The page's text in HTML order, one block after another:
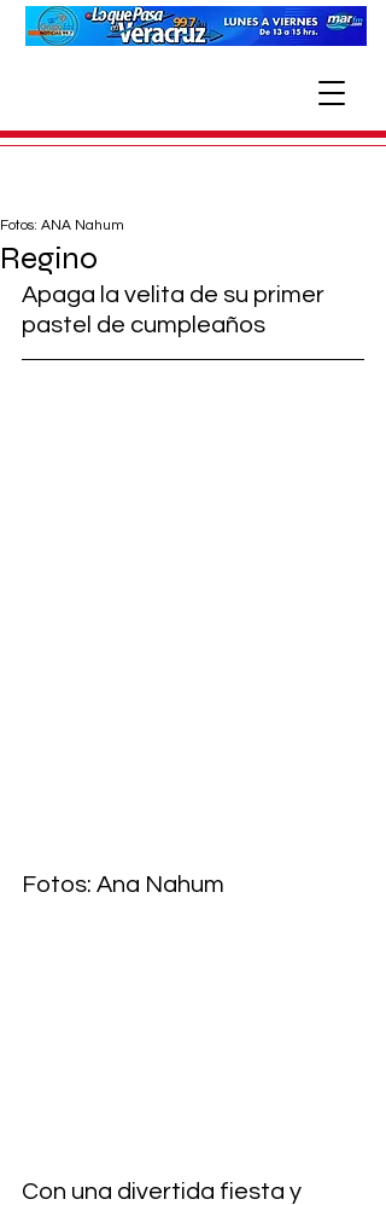
Regino
Fotos: ANA Nahum
Apaga la velita de su primer
pastel de cumpleaños
Fotos: Ana Nahum
Con una divertida fiesta y